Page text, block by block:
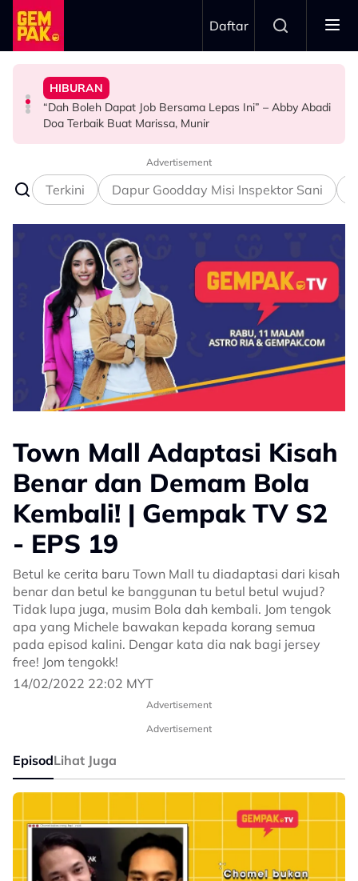
Skip to main content
Daftar
HIBURAN
Bawa Anak Ke Klinik, Syasya Rizal Terkejut Dikenali
Doktor
HIBURAN
“Dah Boleh Dapat Job Bersama Lepas Ini” – Abby Abadi
Doa Terbaik Buat Marissa, Munir
BERITA
Kasihnya Ibu, Ikan Lumba-Lumba Enggan Tinggalkan
Anak Yang Sudah Mati
ANTARABANGSA
Pengantin Penat Sampai Tertidur Atas Pelamin
Advertisement
Terkini Dapur Goodday Misi Inspektor Sani
Town Mall Adaptasi Kisah
Benar dan Demam Bola
Kembali! | Gempak TV S2
- EPS 19
Betul ke cerita baru Town Mall tu diadaptasi dari kisah
benar dan betul ke banggunan tu betul betul wujud?
Tidak lupa juga, musim Bola dah kembali. Jom tengok
apa yang Michele bawakan kepada korang semua
pada episod kalini. Dengar kata dia nak bagi jersey
free! Jom tengokk!
14/02/2022 22:02 MYT
Advertisement
Advertisement
EpisodLihat Juga